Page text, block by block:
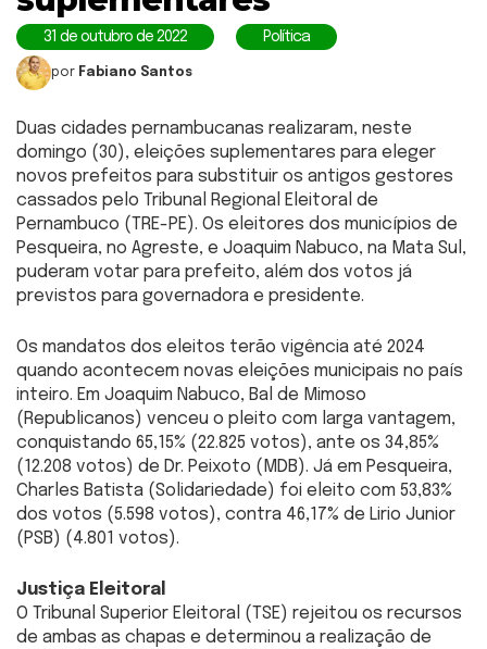
31 de outubro de 2022 Política
por Fabiano Santos
Duas cidades pernambucanas realizaram, neste
domingo (30), eleições suplementares para eleger
novos prefeitos para substituir os antigos gestores
cassados pelo Tribunal Regional Eleitoral de
Pernambuco (TRE-PE). Os eleitores dos municípios de
Pesqueira, no Agreste, e Joaquim Nabuco, na Mata Sul,
puderam votar para prefeito, além dos votos já
previstos para governadora e presidente.
Os mandatos dos eleitos terão vigência até 2024
quando acontecem novas eleições municipais no país
inteiro. Em Joaquim Nabuco, Bal de Mimoso
(Republicanos) venceu o pleito com larga vantagem,
conquistando 65,15% (22.825 votos), ante os 34,85%
(12.208 votos) de Dr. Peixoto (MDB). Já em Pesqueira,
Charles Batista (Solidariedade) foi eleito com 53,83%
dos votos (5.598 votos), contra 46,17% de Lirio Junior
(PSB) (4.801 votos).
Justiça Eleitoral
O Tribunal Superior Eleitoral (TSE) rejeitou os recursos
de ambas as chapas e determinou a realização de